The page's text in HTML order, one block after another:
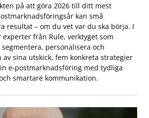
på att göra 2026 till ditt mest
kan små
resultat – om du vet var du ska börja. I
från Rule, verktyget som
personalisera och
av sina utskick, fem konkreta strategier
e-postmarknadsföring med tydliga
smartare kommunikation.